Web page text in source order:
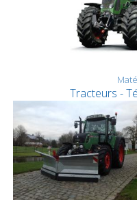
Tracteurs -